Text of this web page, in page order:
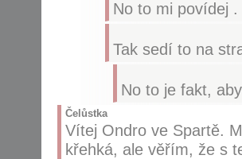
No to mi povídej
Tak sedí to na
No to je fakt,
Čelůstka
Vítej Ondro ve Spartě.
křehká, ale věřím, že s